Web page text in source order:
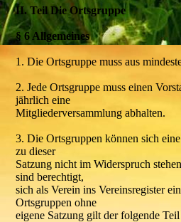
II. Teil Die Ortsgruppe
§ 6 Allgemeines
1. Die Ortsgruppe muss aus
2. Jede Ortsgruppe muss einen
jährlich eine
Mitgliederversammlung abhalten.
3. Die Ortsgruppen können sich
zu dieser
Satzung nicht im Widerspruch
sind berechtigt,
sich als Verein ins Vereinsregister
Ortsgruppen ohne
eigene Satzung gilt der folgende